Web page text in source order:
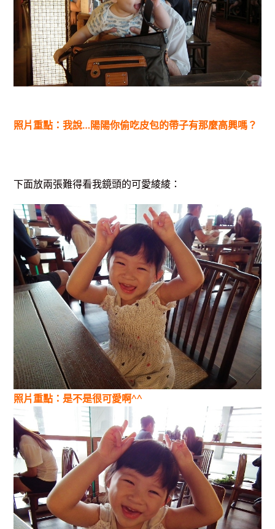
照片重點：我說…陽陽你偷吃皮包的帶子有那麼高興嗎？
下面放兩張難得看我鏡頭的可愛綾綾：
照片重點：是不是很可愛啊^^